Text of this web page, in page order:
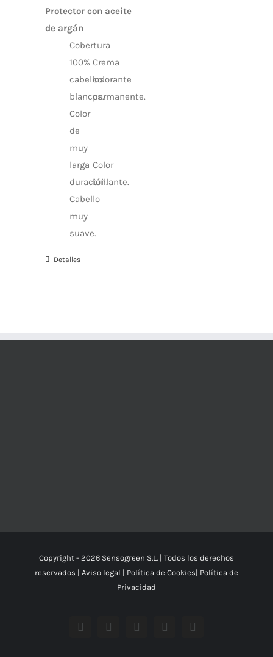
Protector con aceite
de argán
Cobertura
100%
cabellos
blancos.
Crema
colorante
permanente.
Color
de
muy
larga
duración.
Color
brillante.
Cabello
muy
suave.
Detalles
Copyright - 2026 Sensogreen S.L. | Todos los derechos
reservados | Aviso legal | Política de Cookies| Política de
Privacidad
FacebookYouTubeInstagram
X
Correo